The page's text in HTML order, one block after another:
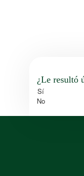
¿Le resultó
Sí
No